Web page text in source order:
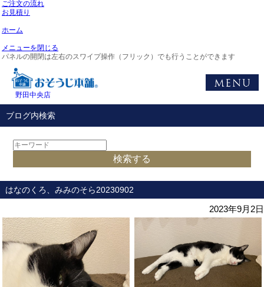
ご注文の流れ
お見積り
ホーム
メニューを閉じる
パネルの開閉は左右のスワイプ操作（フリック）でも行うことができます
野田中央店
ブログ内検索
はなのくろ、みみのそら20230902
2023年9月2日